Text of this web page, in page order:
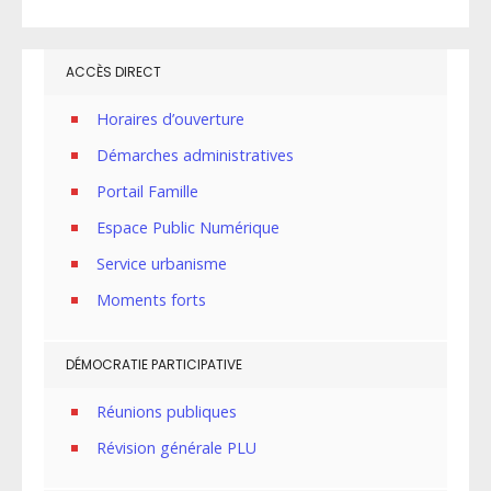
ACCÈS DIRECT
Horaires d’ouverture
Démarches administratives
Portail Famille
Espace Public Numérique
Service urbanisme
Moments forts
DÉMOCRATIE PARTICIPATIVE
Réunions publiques
Révision générale PLU